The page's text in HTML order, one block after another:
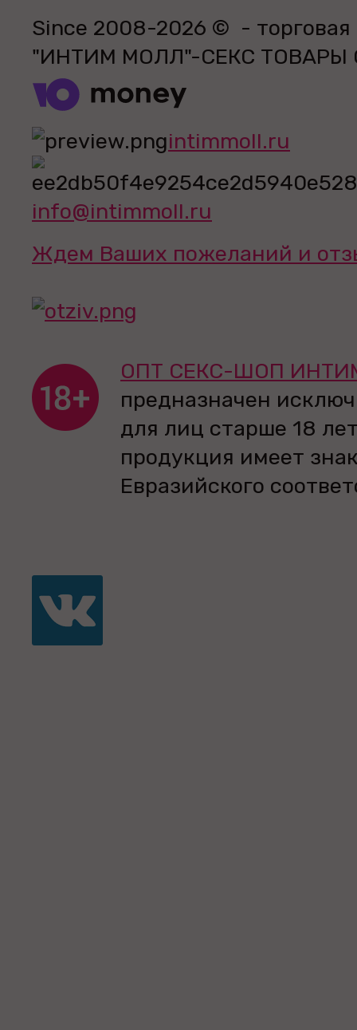
Since 2008-2026 © - торговая
"ИНТИМ МОЛЛ"-СЕКС
intimmoll.ru
info@intimmoll.ru
Ждем Ваших пожеланий и
ОПТ СЕКС-ШОП
предназначен
для лиц старше 18
продукция имеет
Евразийского